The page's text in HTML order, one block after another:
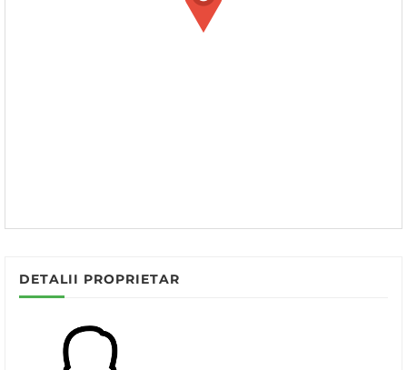
DETALII PROPRIETAR